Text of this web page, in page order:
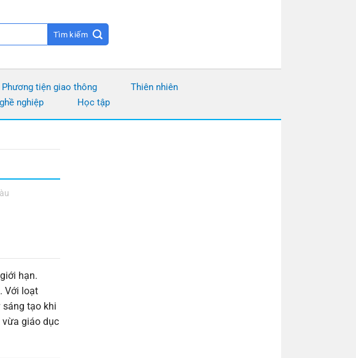
Phương tiện giao thông
Thiên nhiên
nghiệp Học tập
hạn.
Với loạt
tạo khi
giáo dục